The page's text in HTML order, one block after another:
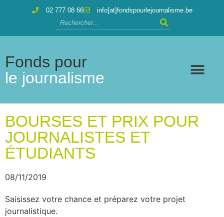
02 777 08 66 info[at]fondspourlejournalisme.be
Fonds pour
le journalisme
BOURSES ET PRIX POUR
JOURNALISTES ET
ÉTUDIANTS
08/11/2019
Saisissez votre chance et préparez votre projet
journalistique.